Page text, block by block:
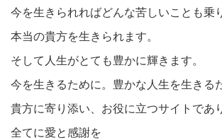
今を生きられればどんな苦しいことも乗
本当の貴方を生きられます。
そして人生がとても豊かに輝きます。
今を生きるために。豊かな人生を生きる
貴方に寄り添い、お役に立つサイトであ
全てに愛と感謝を